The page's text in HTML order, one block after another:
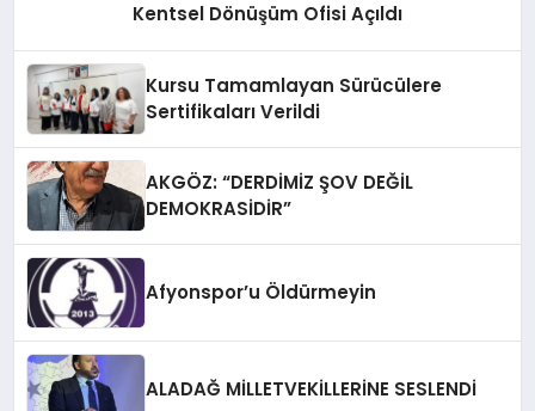
Kentsel Dönüşüm Ofisi Açıldı
Kursu Tamamlayan Sürücülere
Sertifikaları Verildi
AKGÖZ: “DERDİMİZ ŞOV DEĞİL
DEMOKRASİDİR”
Afyonspor’u Öldürmeyin
ALADAĞ MİLLETVEKİLLERİNE SESLENDİ